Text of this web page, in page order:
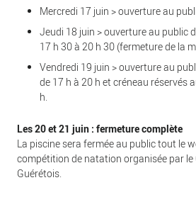
Mercredi 17 juin > ouverture au
Jeudi 18 juin > ouverture au public
17 h 30 à 20 h 30 (fermeture de la
Vendredi 19 juin > ouverture au
de 17 h à 20 h et créneau réservés
h.
Les 20 et 21 juin : fermeture complète
La piscine sera fermée au public tout le
compétition de natation organisée par le
Guérétois.